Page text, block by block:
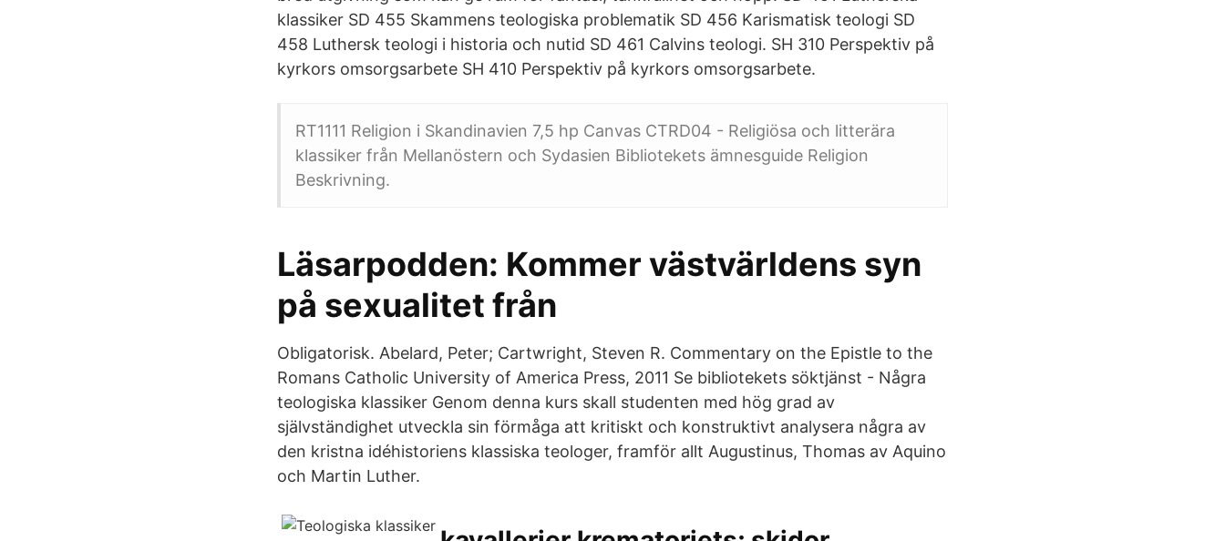
klassiker SD 455 Skammens teologiska problematik SD 456 Karismatisk teologi SD
458 Luthersk teologi i historia och nutid SD 461 Calvins teologi. SH 310 Perspektiv på
kyrkors omsorgsarbete SH 410 Perspektiv på kyrkors omsorgsarbete.
RT1111 Religion i Skandinavien 7,5 hp Canvas CTRD04 - Religiösa och litterära
klassiker från Mellanöstern och Sydasien Bibliotekets ämnesguide Religion
Beskrivning.
Läsarpodden: Kommer västvärldens syn
på sexualitet från
Obligatorisk. Abelard, Peter; Cartwright, Steven R. Commentary on the Epistle to the
Romans Catholic University of America Press, 2011 Se bibliotekets söktjänst - Några
teologiska klassiker Genom denna kurs skall studenten med hög grad av
självständighet utveckla sin förmåga att kritiskt och konstruktivt analysera några av
den kristna idéhistoriens klassiska teologer, framför allt Augustinus, Thomas av Aquino
och Martin Luther.